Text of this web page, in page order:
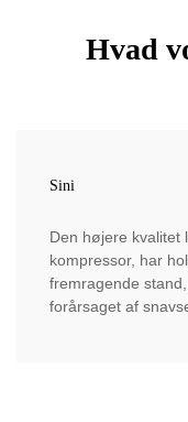
Hvad
Sini
Den højere kvalitet
kompressor, har
fremragende
forårsaget af